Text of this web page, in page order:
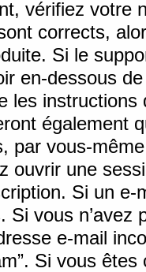
vérifiez votre
corrects,
Si le
en-dessous
les
également
par vous-
ouvrir une
Si un
Si vous n’avez
e-mail
Si vous